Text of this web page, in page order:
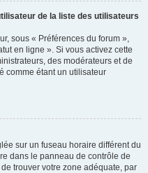
de la liste des utilisateurs
sous « Préférences du forum »,
en ligne ». Si vous activez cette
des modérateurs et de
comme étant un utilisateur
sur un fuseau horaire différent du
dans le panneau de contrôle de
trouver votre zone adéquate, par